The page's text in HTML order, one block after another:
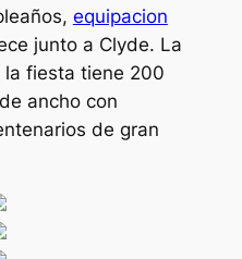
equipacion
junto a Clyde. La
la fiesta tiene 200
ancho con
de gran